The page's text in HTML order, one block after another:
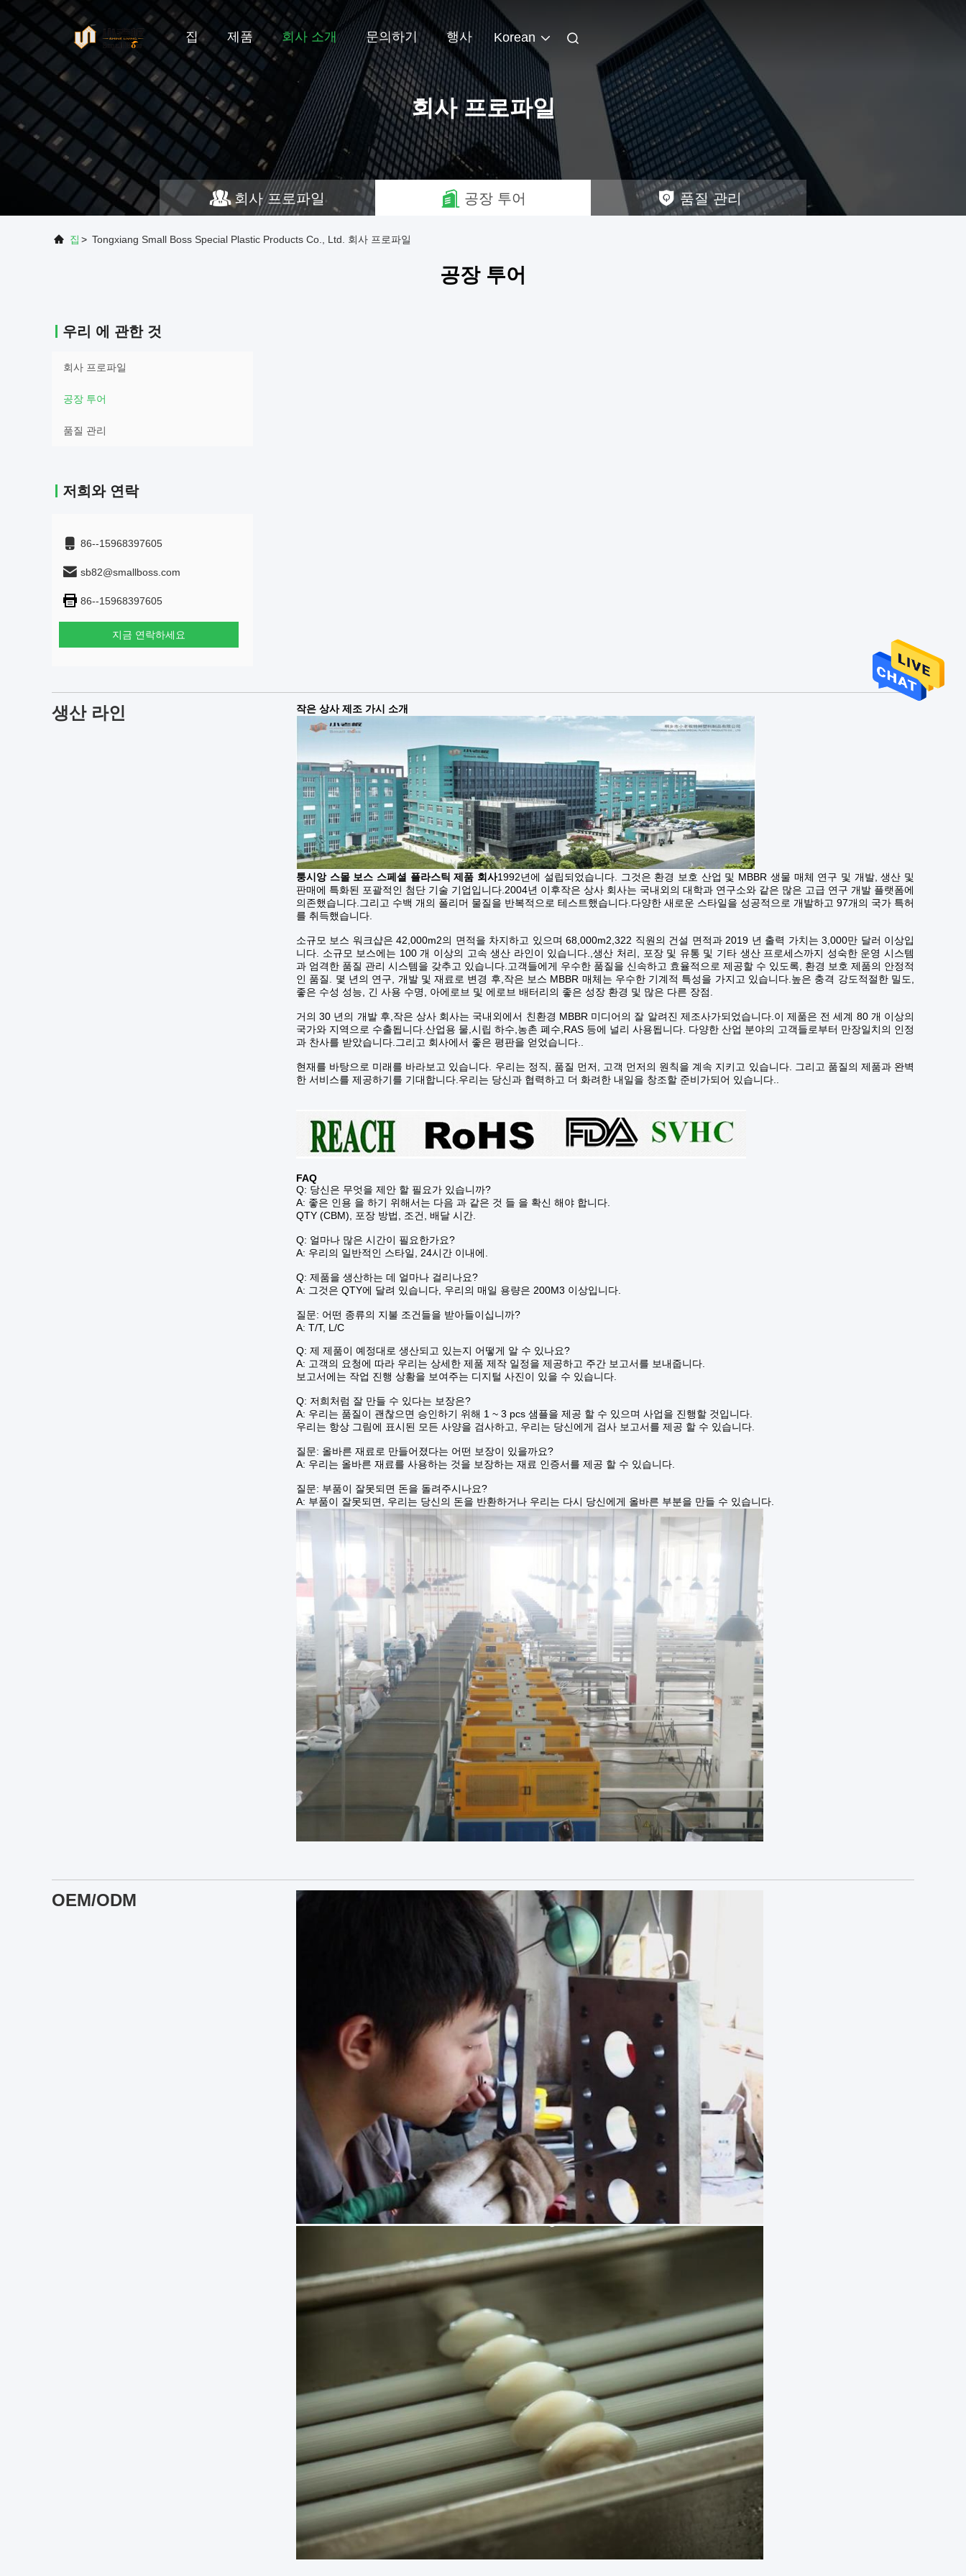
집 제품 회사 소개 문의하기 행사 Korean
회사 프로파일
회사 프로파일 공장 투어 품질 관리
집 > Tongxiang Small Boss Special Plastic Products Co., Ltd. 회사 프로파일
공장 투어
우리 에 관한 것
회사 프로파일
공장 투어
품질 관리
저희와 연락
86--15968397605
sb82@smallboss.com
86--15968397605
지금 연락하세요
생산 라인 작은 상사 제조 가시 소개
퉁시앙 스몰 보스 스페셜 플라스틱 제품 회사1992년에 설립되었습니다. 그것은 환경 보호 산업 및 MBBR 생물 매체 연구 및 개발, 생산 및
판매에 특화된 포괄적인 첨단 기술 기업입니다.2004년 이후작은 상사 회사는 국내외의 대학과 연구소와 같은 많은 고급 연구 개발 플랫폼에
의존했습니다.그리고 수백 개의 폴리머 물질을 반복적으로 테스트했습니다.다양한 새로운 스타일을 성공적으로 개발하고 97개의 국가 특허
를 취득했습니다.
소규모 보스 워크샵은 42,000m2의 면적을 차지하고 있으며 68,000m2,322 직원의 건설 면적과 2019 년 출력 가치는 3,000만 달러 이상입
니다. 소규모 보스에는 100 개 이상의 고속 생산 라인이 있습니다.,생산 처리, 포장 및 유통 및 기타 생산 프로세스까지 성숙한 운영 시스템
과 엄격한 품질 관리 시스템을 갖추고 있습니다.고객들에게 우수한 품질을 신속하고 효율적으로 제공할 수 있도록, 환경 보호 제품의 안정적
인 품질. 몇 년의 연구, 개발 및 재료로 변경 후,작은 보스 MBBR 매체는 우수한 기계적 특성을 가지고 있습니다.높은 충격 강도적절한 밀도,
좋은 수성 성능, 긴 사용 수명, 아에로브 및 에로브 배터리의 좋은 성장 환경 및 많은 다른 장점.
거의 30 년의 개발 후,작은 상사 회사는 국내외에서 친환경 MBBR 미디어의 잘 알려진 제조사가되었습니다.이 제품은 전 세계 80 개 이상의
국가와 지역으로 수출됩니다.산업용 물,시립 하수,농촌 폐수,RAS 등에 널리 사용됩니다. 다양한 산업 분야의 고객들로부터 만장일치의 인정
과 찬사를 받았습니다.그리고 회사에서 좋은 평판을 얻었습니다..
현재를 바탕으로 미래를 바라보고 있습니다. 우리는 정직, 품질 먼저, 고객 먼저의 원칙을 계속 지키고 있습니다. 그리고 품질의 제품과 완벽
한 서비스를 제공하기를 기대합니다.우리는 당신과 협력하고 더 화려한 내일을 창조할 준비가되어 있습니다..
FAQ
Q: 당신은 무엇을 제안 할 필요가 있습니까?
A: 좋은 인용 을 하기 위해서는 다음 과 같은 것 들 을 확신 해야 합니다.
QTY (CBM), 포장 방법, 조건, 배달 시간.
Q: 얼마나 많은 시간이 필요한가요?
A: 우리의 일반적인 스타일, 24시간 이내에.
Q: 제품을 생산하는 데 얼마나 걸리나요?
A: 그것은 QTY에 달려 있습니다, 우리의 매일 용량은 200M3 이상입니다.
질문: 어떤 종류의 지불 조건들을 받아들이십니까?
A: T/T, L/C
Q: 제 제품이 예정대로 생산되고 있는지 어떻게 알 수 있나요?
A: 고객의 요청에 따라 우리는 상세한 제품 제작 일정을 제공하고 주간 보고서를 보내줍니다.
보고서에는 작업 진행 상황을 보여주는 디지털 사진이 있을 수 있습니다.
Q: 저희처럼 잘 만들 수 있다는 보장은?
A: 우리는 품질이 괜찮으면 승인하기 위해 1 ~ 3 pcs 샘플을 제공 할 수 있으며 사업을 진행할 것입니다.
우리는 항상 그림에 표시된 모든 사양을 검사하고, 우리는 당신에게 검사 보고서를 제공 할 수 있습니다.
질문: 올바른 재료로 만들어졌다는 어떤 보장이 있을까요?
A: 우리는 올바른 재료를 사용하는 것을 보장하는 재료 인증서를 제공 할 수 있습니다.
질문: 부품이 잘못되면 돈을 돌려주시나요?
A: 부품이 잘못되면, 우리는 당신의 돈을 반환하거나 우리는 다시 당신에게 올바른 부분을 만들 수 있습니다.
OEM/ODM